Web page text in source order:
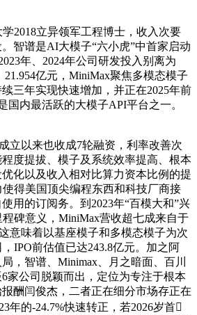
立异领军工程博士，收入次要
智谱是AI大模子“六小虎”中首家启动
年、2024年公司研发投入别离为
21.954亿元，MiniMax聚焦多模态模子
三年实现快速增加，并正在2025年前
国内最活跃的大模子API平台之一。
以来也收成7轮融资，利率改善次
度提拔、模子及系统效率提高、根本
化以及收入相对比算力资本比例的提
得美国顶尖编程东西和科技厂商接
用的订阅务。到2023年“百模大和”兴
碑意义，MiniMax营收超七成来自于
意味着以基座模子和多模态模子为次
IPO前估值已达243.8亿元。加之阿
，智谱、Minimax、月之暗面、百川
家公司脱颖而出，定位为专注于根本
酬闫俊杰，二者正在细分市场存正在
年的-24.7%快速转正，若2026岁首